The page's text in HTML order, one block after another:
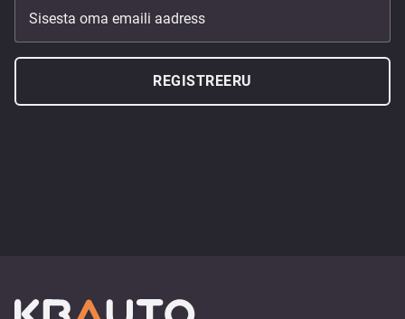
Sisesta oma emaili aadress
REGISTREERU